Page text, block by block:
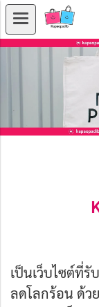
เป็นเว็บไซต์ที่รั
ลดโลกร้อน ด้ว